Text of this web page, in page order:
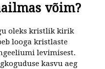
võim?
oleks kristlik kirik
looga kristlaste
levimisest.
kasvu aeg